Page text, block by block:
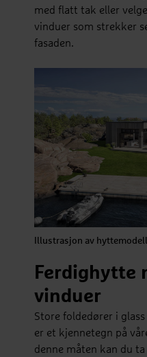
med flatt tak eller
vinduer som strekker
fasaden.
Illustrasjon av
Ferdighytte
vinduer
Store foldedører i
er et kjennetegn på
denne måten kan du